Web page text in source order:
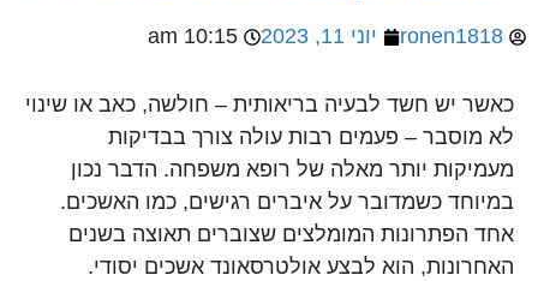
ronen1818 יוני 11, 2023 10:15 am
כאשר יש חשד לבעיה בריאותית – חולשה, כאב או שינוי
לא מוסבר – פעמים רבות עולה צורך בבדיקות
מעמיקות יותר מאלה של רופא משפחה. הדבר נכון
במיוחד כשמדובר על איברים רגישים, כמו האשכים.
אחד הפתרונות המומלצים שצוברים תאוצה בשנים
האחרונות, הוא לבצע אולטרסאונד אשכים יסודי.